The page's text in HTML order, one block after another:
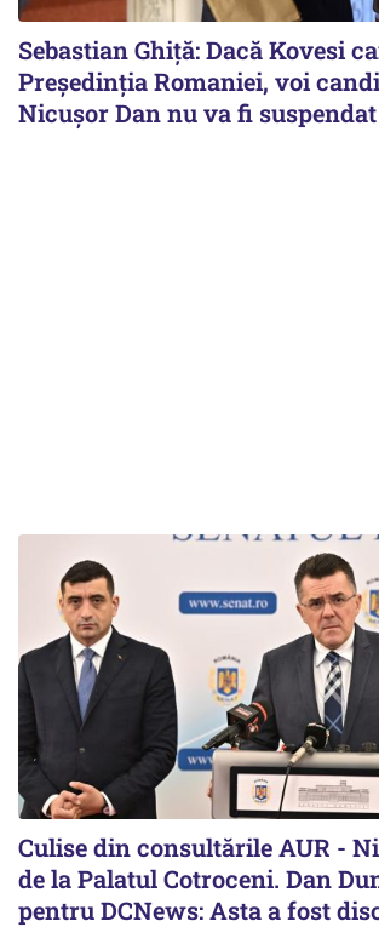
Sebastian Ghiță: Dacă Kovesi
Președinția Romaniei, voi
Nicușor Dan nu va fi suspendat
Culise din consultările AUR -
de la Palatul Cotroceni. Dan
pentru DCNews: Asta a fost